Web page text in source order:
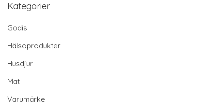
Kategorier
Godis
Hälsoprodukter
Husdjur
Mat
Varumärke